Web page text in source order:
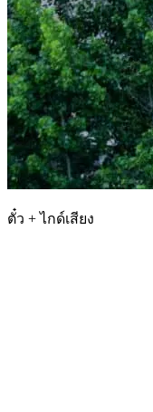
ตั๋ว + ไกด์เสียง